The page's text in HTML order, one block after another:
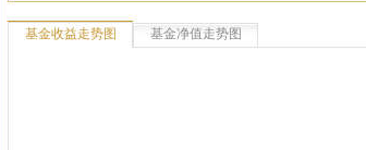
基金收益走势图 基金净值走势图